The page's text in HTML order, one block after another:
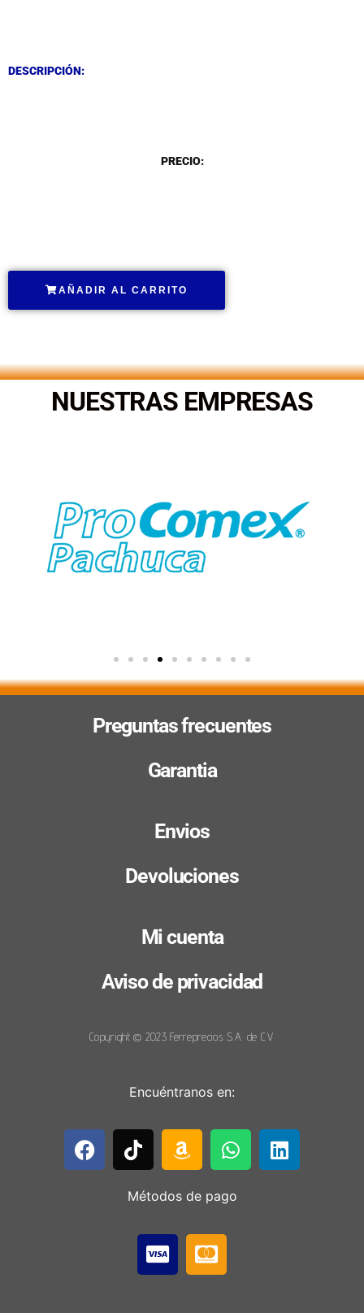
DESCRIPCIÓN:
PRECIO:
AÑADIR AL CARRITO
NUESTRAS EMPRESAS
Preguntas frecuentes
Garantia
Envios
Devoluciones
Mi cuenta
Aviso de privacidad
Copyright © 2023 Ferreprecios S.A. de C.V.
Encuéntranos en:
Métodos de pago